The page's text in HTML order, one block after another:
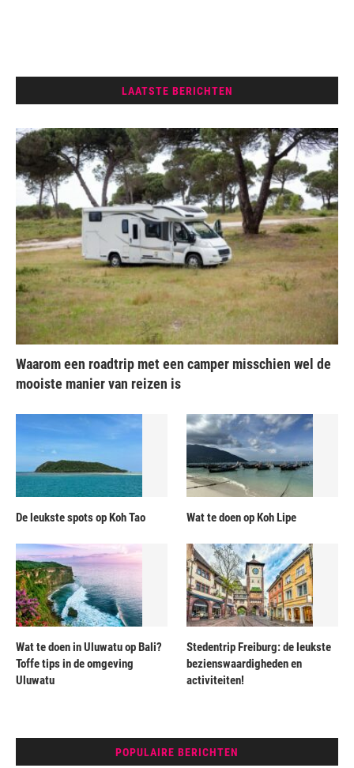
LAATSTE BERICHTEN
Waarom een roadtrip met een camper misschien wel de
mooiste manier van reizen is
De leukste spots op Koh Tao Wat te doen op Koh Lipe
Wat te doen in Uluwatu op Bali?
Toffe tips in de omgeving
Uluwatu
Stedentrip Freiburg: de leukste
bezienswaardigheden en
activiteiten!
POPULAIRE BERICHTEN